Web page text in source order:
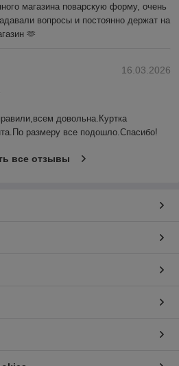
магазина поварскую форму, очень
вопросы и постоянно держат на
🫶
16.03.2026
довольна.Куртка
размеру все подошло.Спасибо!
все отзывы